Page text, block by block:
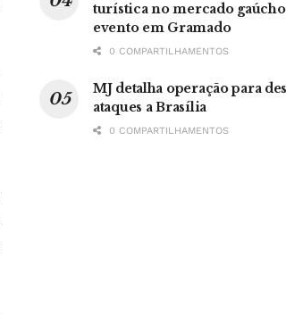
turística no mercado
evento em Gramado
0 COMPARTILHAMENTOS
MJ detalha operação para
ataques a Brasília
0 COMPARTILHAMENTOS